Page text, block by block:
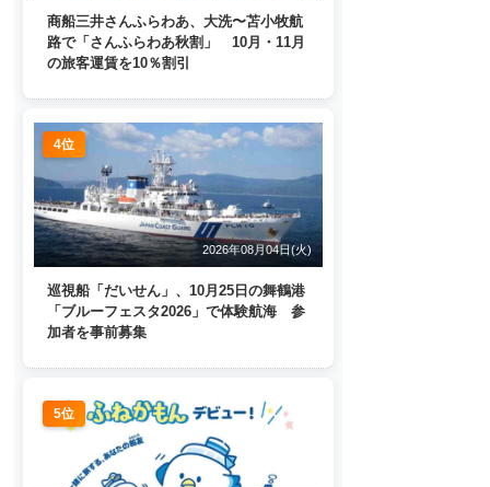
商船三井さんふらわあ、大洗〜苫小牧航
路で「さんふらわあ秋割」 10月・11月
の旅客運賃を10％割引
4位
2026年08月04日(火)
巡視船「だいせん」、10月25日の舞鶴港
「ブルーフェスタ2026」で体験航海 参
加者を事前募集
5位